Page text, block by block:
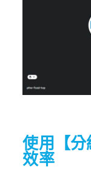
使用【
效率​